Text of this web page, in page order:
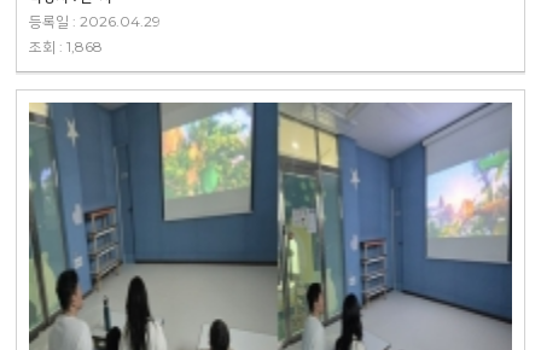
등록일 : 2026.04.29
조회 : 1,868